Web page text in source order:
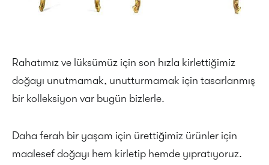
Rahatımız ve lüksümüz için son hızla kirlettiğimiz
doğayı unutmamak, unutturmamak için tasarlanmış
bir kolleksiyon var bugün bizlerle.
Daha ferah bir yaşam için ürettiğimiz ürünler için
maalesef doğayı hem kirletip hemde yıpratıyoruz.